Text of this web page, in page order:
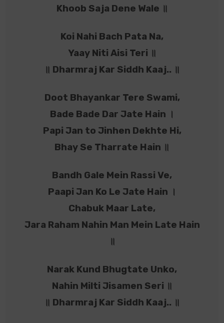
Khoob Saja Dene Wale ॥
Koi Nahi Bach Pata Na,
Yaay Niti Aisi Teri ॥
॥ Dharmraj Kar Siddh Kaaj.. ॥
Doot Bhayankar Tere Swami,
Bade Bade Dar Jate Hain ।
Papi Jan to Jinhen Dekhte Hi,
Bhay Se Tharrate Hain ॥
Bandh Gale Mein Rassi Ve,
Paapi Jan Ko Le Jate Hain ।
Chabuk Maar Late,
Jara Raham Nahin Man Mein Late Hain
॥
Narak Kund Bhugtate Unko,
Nahin Milti Jisamen Seri ॥
॥ Dharmraj Kar Siddh Kaaj.. ॥